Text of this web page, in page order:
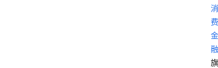
消
费
金
融
旗